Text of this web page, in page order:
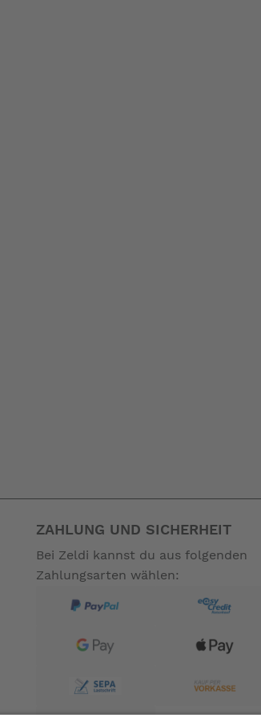
ZAHLUNG UND SICHERHEIT
Bei Zeldi kannst du aus folgenden
Zahlungsarten wählen: